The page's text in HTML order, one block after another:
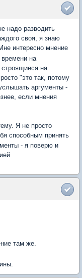
разводить
своя, я знаю
интересно мнение
времени на
на
"это так, потому
аргументы -
если мнения
Я не просто
способным принять
- я поверю и
там же.
истины.